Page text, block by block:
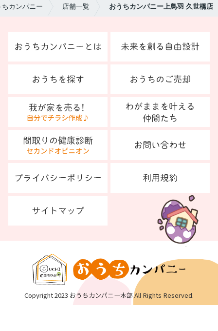
カンパニー 店舗一覧 おうちカンパニー上鳥羽 久世橋店
Copyright 2023 おうちカンパニー本部 All Rights Reserved.